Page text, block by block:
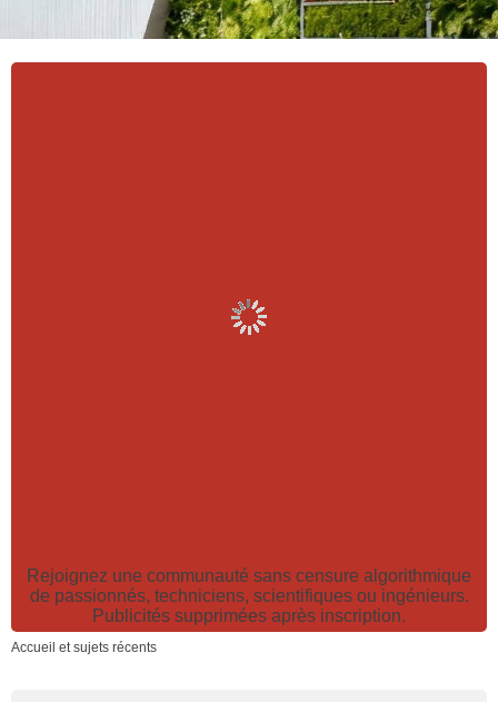
Rejoignez une communauté sans censure algorithmique
de passionnés, techniciens, scientifiques ou ingénieurs.
Publicités supprimées après inscription.
Accueil et sujets récents